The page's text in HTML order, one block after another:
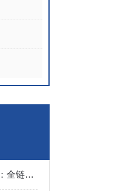
Millipore发光液的制备工艺：全链路质控保障检测性能稳定